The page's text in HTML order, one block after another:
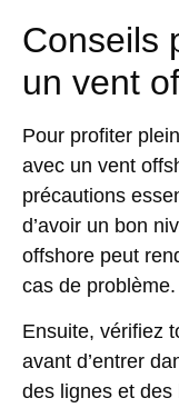
Conseils
un vent
Pour profiter
avec un vent
précautions
d’avoir un bon
offshore peut
cas de problème.
Ensuite, vérifiez
avant d’entrer
des lignes et